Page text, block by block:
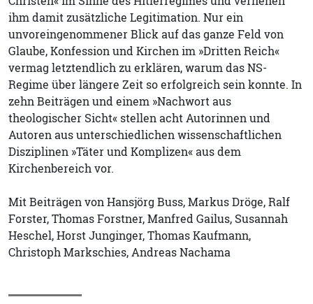
ihm damit zusätzliche Legitimation. Nur ein
unvoreingenommener Blick auf das ganze Feld von
Glaube, Konfession und Kirchen im »Dritten Reich«
vermag letztendlich zu erklären, warum das NS-
Regime über längere Zeit so erfolgreich sein konnte. In
zehn Beiträgen und einem »Nachwort aus
theologischer Sicht« stellen acht Autorinnen und
Autoren aus unterschiedlichen wissenschaftlichen
Disziplinen »Täter und Komplizen« aus dem
Kirchenbereich vor.
Mit Beiträgen von Hansjörg Buss, Markus Dröge, Ralf
Forster, Thomas Forstner, Manfred Gailus, Susannah
Heschel, Horst Junginger, Thomas Kaufmann,
Christoph Markschies, Andreas Nachama